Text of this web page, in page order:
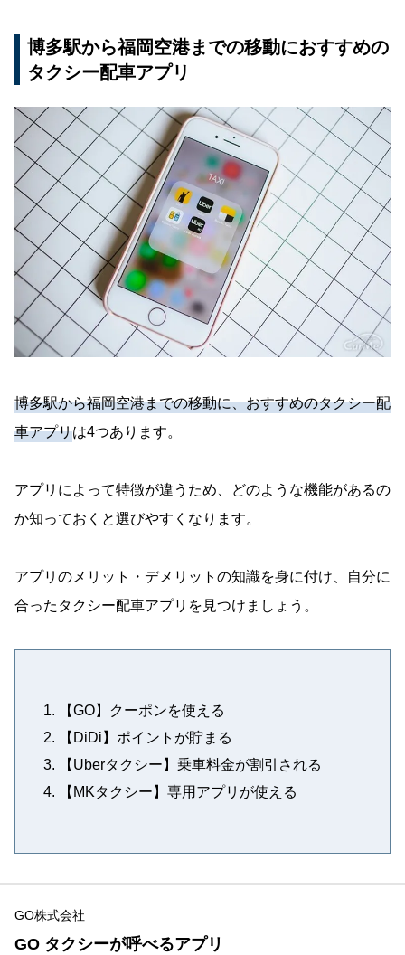
博多駅から福岡空港までの移動におすすめの
タクシー配車アプリ
博多駅から福岡空港までの移動に、おすすめのタクシー配
車アプリは4つあります。
アプリによって特徴が違うため、どのような機能があるの
か知っておくと選びやすくなります。
アプリのメリット・デメリットの知識を身に付け、自分に
合ったタクシー配車アプリを見つけましょう。
【GO】クーポンを使える
【DiDi】ポイントが貯まる
【Uberタクシー】乗車料金が割引される
【MKタクシー】専用アプリが使える
GO株式会社
GO タクシーが呼べるアプリ